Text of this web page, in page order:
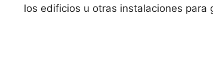
los edificios u otras instalaciones para